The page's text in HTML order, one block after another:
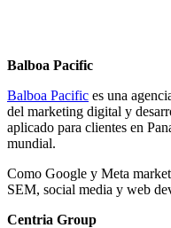
Balboa Pacific
Balboa Pacific es una
del marketing digital y
aplicado para clientes en
mundial.
Como Google y Meta
SEM, social media y web
Centria Group